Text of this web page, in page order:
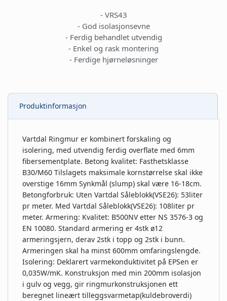
- VRS43
- God isolasjonsevne
- Ferdig behandlet utvendig
- Enkel og rask montering
- Ferdige hjørneløsninger
Produktinformasjon
Vartdal Ringmur er kombinert forskaling og
isolering, med utvendig ferdig overflate med 6mm
fibersementplate. Betong kvalitet: Fasthetsklasse
B30/M60 Tilslagets maksimale kornstørrelse skal ikke
overstige 16mm Synkmål (slump) skal være 16-18cm.
Betongforbruk: Uten Vartdal Såleblokk(VSE26): 53liter
pr meter. Med Vartdal Såleblokk(VSE26): 108liter pr
meter. Armering: Kvalitet: B500NV etter NS 3576-3 og
EN 10080. Standard armering er 4stk ø12
armeringsjern, derav 2stk i topp og 2stk i bunn.
Armeringen skal ha minst 600mm omfaringslengde.
Isolering: Deklarert varmekonduktivitet på EPSen er
0,035W/mK. Konstruksjon med min 200mm isolasjon
i gulv og vegg, gir ringmurkonstruksjonen ett
beregnet lineært tilleggsvarmetap(kuldebroverdi)